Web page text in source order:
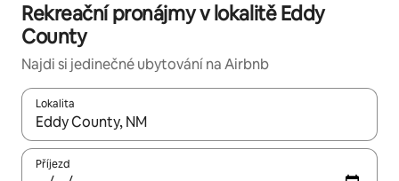
Rekreační pronájmy v lokalitě Eddy
County
Najdi si jedinečné ubytování na Airbnb
Lokalita
Až budou výsledky k dispozici, můžeš si je procházet pomocí
Příjezd